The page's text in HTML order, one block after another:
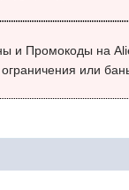
и Промокоды на
или